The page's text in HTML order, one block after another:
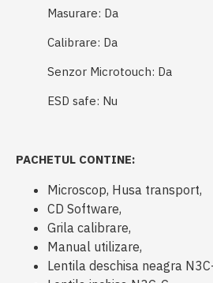
Masurare: Da
Calibrare: Da
Senzor Microtouch: Da
ESD safe: Nu
PACHETUL CONTINE:
Microscop, Husa transport,
CD Software,
Grila calibrare,
Manual utilizare,
Lentila deschisa neagra